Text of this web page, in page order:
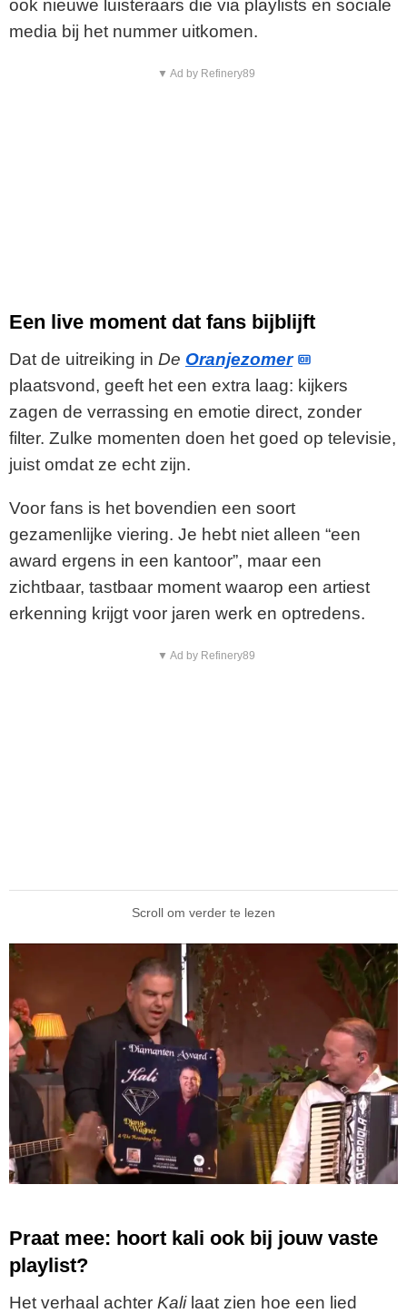
ook nieuwe luisteraars die via playlists en sociale
media bij het nummer uitkomen.
▼ Ad by Refinery89
Een live moment dat fans bijblijft
Dat de uitreiking in De Oranjezomer
plaatsvond, geeft het een extra laag: kijkers
zagen de verrassing en emotie direct, zonder
filter. Zulke momenten doen het goed op televisie,
juist omdat ze echt zijn.
Voor fans is het bovendien een soort
gezamenlijke viering. Je hebt niet alleen “een
award ergens in een kantoor”, maar een
zichtbaar, tastbaar moment waarop een artiest
erkenning krijgt voor jaren werk en optredens.
▼ Ad by Refinery89
Scroll om verder te lezen
Praat mee: hoort kali ook bij jouw vaste
playlist?
Het verhaal achter Kalilaat zien hoe een lied